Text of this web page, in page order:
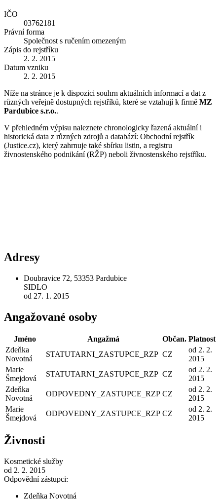
IČO
03762181
Právní forma
Společnost s ručením omezeným
Zápis do rejstříku
2. 2. 2015
Datum vzniku
2. 2. 2015
Níže na stránce je k dispozici souhrn aktuálních informací a dat z
různých veřejně dostupných rejstříků, které se vztahují k firmě MZ
Pardubice s.r.o..
V přehledném výpisu naleznete chronologicky řazená aktuální i
historická data z různých zdrojů a databází: Obchodní rejstřík
(Justice.cz), který zahrnuje také sbírku listin, a registru
živnostenského podnikání (RŽP) neboli živnostenského rejstříku.
Adresy
Doubravice 72, 53353 Pardubice
SIDLO
od 27. 1. 2015
Angažované osoby
Jméno Angažmá Občan. Platnost
Zdeňka
Novotná
STATUTARNI_ZASTUPCE_RZP CZ
od 2. 2.
2015
Marie
Šmejdová
STATUTARNI_ZASTUPCE_RZP CZ
od 2. 2.
2015
Zdeňka
Novotná
ODPOVEDNY_ZASTUPCE_RZP CZ
od 2. 2.
2015
Marie
Šmejdová
ODPOVEDNY_ZASTUPCE_RZP CZ
od 2. 2.
2015
Živnosti
Kosmetické služby
od 2. 2. 2015
Odpovědní zástupci:
Zdeňka Novotná